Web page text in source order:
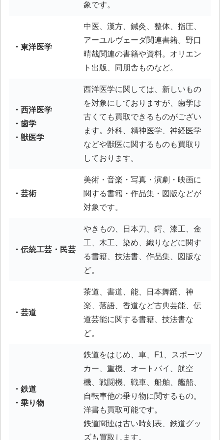
象です。
・東洋医学
中医、漢方、鍼灸、整体、指圧、
アーユルヴェーダ関連書籍。野口
晴哉関連の書籍や資料。オリエン
ト出版、同朋舎ものなど。
・西洋医学
・歯学
・獣医学
西洋医学に関しては、新しいもの
を対象にしておりますが、歯学は
古くても買取できるものがござい
ます。外科、精神医学、神経医学
などや獣医に関するものも買取り
しております。
・芸術
美術・音楽・写真・演劇・映画に
関する書籍・作品集・図版などが
対象です。
・伝統工芸・民芸
やきもの、日本刀、鍔、漆工、金
工、木工、染め、織りなどに関す
る書籍、技法書、作品集、図版な
ど。
・芸道
茶道、書道、能、日本舞踊、神
楽、落語、香道など古典芸能、伝
道芸能に関する書籍、技法書な
ど。
・鉄道
・乗り物
鉄道をはじめ、車、F1、スポーツ
カー、重機、オートバイ、航空
機、戦闘機、戦車、船舶、艦船、
自転車他の乗り物に関するもの。
洋書も買取可能です。
鉄道関連は古い時刻表、鉄道グッ
ズも買取します。